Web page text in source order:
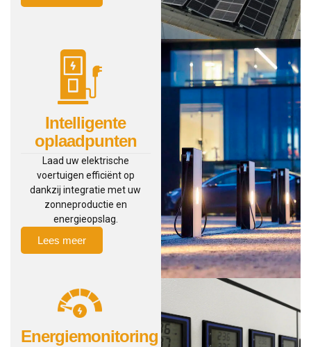
Intelligente
oplaadpunten
Laad uw elektrische
voertuigen efficiënt op
dankzij integratie met uw
zonneproductie en
energieopslag.
Lees meer
Energiemonitoring